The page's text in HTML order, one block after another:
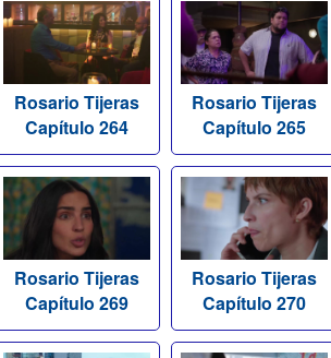
Rosario Tijeras
Capítulo 264
Rosario Tijeras
Capítulo 265
Rosario Tijeras
Capítulo 269
Rosario Tijeras
Capítulo 270